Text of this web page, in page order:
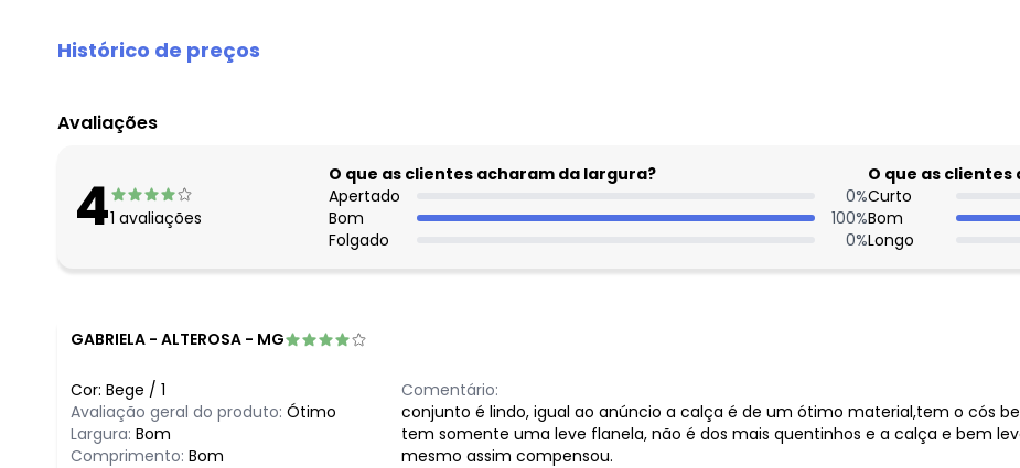
Histórico de preços
agosto/2026
maio/2026
abril/2026
fevereiro/2026
Avaliações
41 avaliações
O que as clientes acharam da largura?
Apertado
0%
Bom
100%
Folgado
0%
O que as
Curto
Bom
Longo
GABRIELA - ALTEROSA - MG
Cor: Bege / 1
Avaliação geral do produto: Ótimo
Largura: Bom
Comprimento: Bom
Comentário:
conjunto é lindo, igual ao anúncio a calça é de um ótimo material,tem o cós
tem somente uma leve flanela, não é dos mais quentinhos e a calça e bem
mesmo assim compensou.